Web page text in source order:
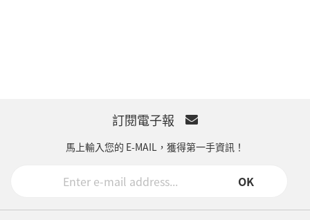
訂閱電子報
馬上輸入您的 E-MAIL，獲得第一手資訊！
OK